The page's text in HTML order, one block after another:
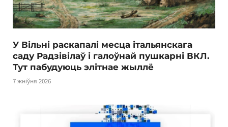
У Вільні раскапалі месца італьянскага
саду Радзівілаў і галоўнай пушкарні ВКЛ.
Тут пабудуюць элітнае жыллё
7 жніўня 2026